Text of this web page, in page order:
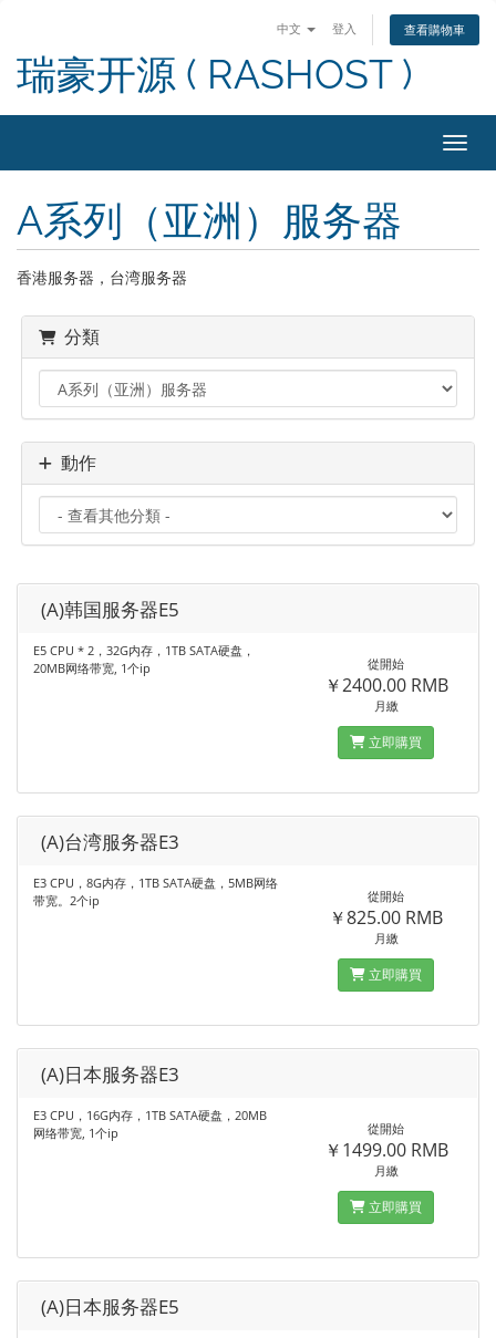
中文 登入 查看購物車
瑞豪开源 ( RASHOST )
切換
A系列（亚洲）服务器
香港服务器，台湾服务器
分類
動作
(A)韩国服务器E5
E5 CPU * 2，32G内存，1TB SATA硬盘，
20MB网络带宽, 1个ip
從開始
￥2400.00 RMB
月繳
立即購買
(A)台湾服务器E3
E3 CPU，8G内存，1TB SATA硬盘，5MB网络
带宽。2个ip
從開始
￥825.00 RMB
月繳
立即購買
(A)日本服务器E3
E3 CPU，16G内存，1TB SATA硬盘，20MB
网络带宽, 1个ip
從開始
￥1499.00 RMB
月繳
立即購買
(A)日本服务器E5